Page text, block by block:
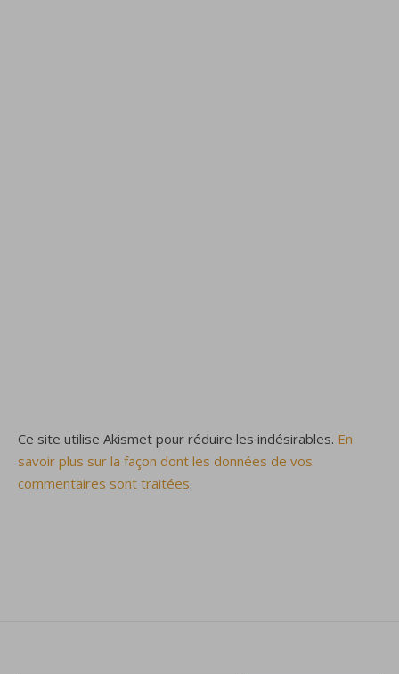
Ce site utilise Akismet pour réduire les indésirables. En
savoir plus sur la façon dont les données de vos
commentaires sont traitées.